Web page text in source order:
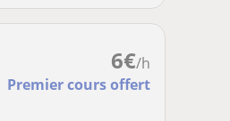
6€/h
Premier cours offert